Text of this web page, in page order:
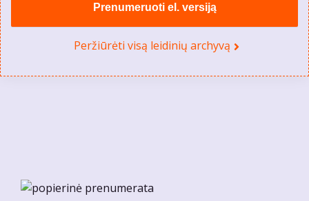
Prenumeruoti el. versiją
Peržiūrėti visą leidinių archyvą